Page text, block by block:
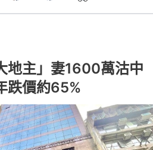
地主」妻1600萬沽中
價約65%